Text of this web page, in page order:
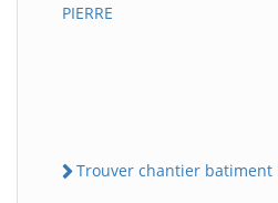
PIERRE
Trouver chantier batiment